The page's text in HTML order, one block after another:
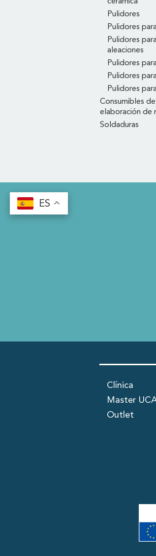
Pulidores
Pulidores
Pulidores
aleaciones
Pulidores
Pulidores
Pulidores
Consumibles de
elaboración de
Soldaduras
Clínica
Master
Outlet
ES
ES